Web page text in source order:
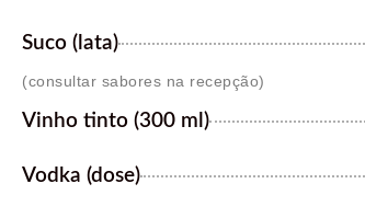
Suco (lata)
(consultar sabores na recepção)
Vinho tinto (300 ml)
Vodka (dose)